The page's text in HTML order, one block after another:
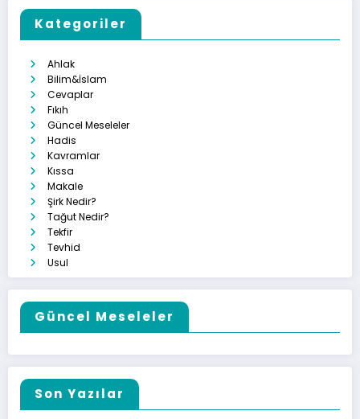
Kategoriler
Ahlak
Bilim&İslam
Cevaplar
Fıkıh
Güncel Meseleler
Hadis
Kavramlar
Kıssa
Makale
Şirk Nedir?
Tağut Nedir?
Tekfir
Tevhid
Usul
Güncel Meseleler
Son Yazılar